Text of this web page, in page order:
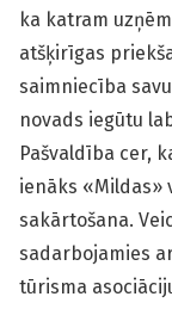
ka katram
atšķirīgas
saimniecība
novads iegūtu
Pašvaldība cer,
ienāks «Mildas»
sakārtošana.
sadarbojamies
tūrisma